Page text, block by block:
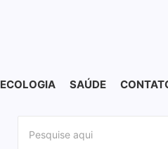
ECOLOGIA SAÚDE